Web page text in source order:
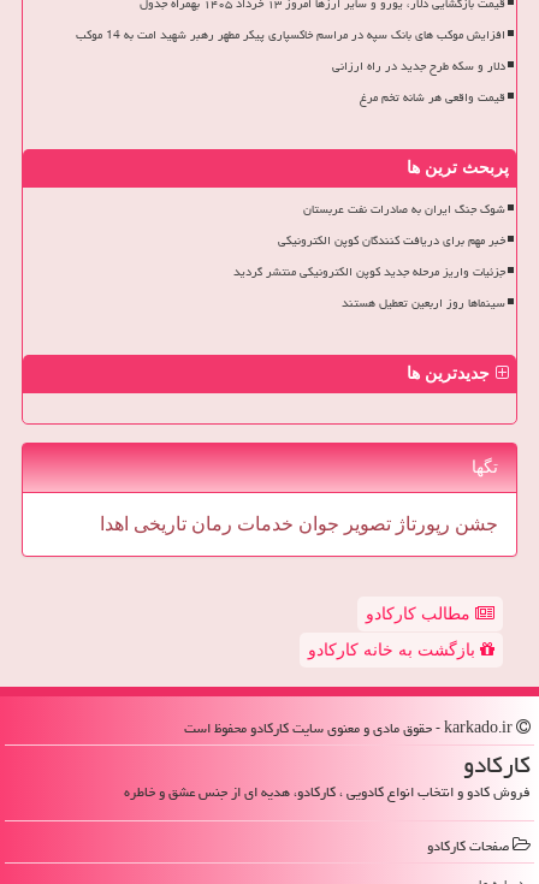
افزایش موکب های بانک سپه در مراسم خاکسپاری پیکر مطهر رهبر شهید امت به 14 موکب
دلار و سکه طرح جدید در راه ارزانی
قیمت واقعی هر شانه تخم مرغ
پربحث ترین ها
شوک جنگ ایران به صادرات نفت عربستان
خبر مهم برای دریافت کنندگان کوپن الکترونیکی
جزئیات واریز مرحله جدید کوپن الکترونیکی منتشر گردید
سینماها روز اربعین تعطیل هستند
جدیدترین ها
تگها
جشن رپورتاژ تصویر جوان خدمات رمان تاریخی اهدا
مطالب کارکادو
بازگشت به خانه کارکادو
كاركادو
فروش کادو و انتخاب انواع کادویی ، کارکادو، هدیه ای از جنس عشق و خاطره
صفحات كاركادو